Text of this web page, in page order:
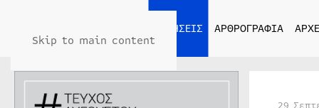
Skip to main content
ΕΙΔΗΣΕΙΣ ΑΡΘΡΟΓΡΑΦΙΑ